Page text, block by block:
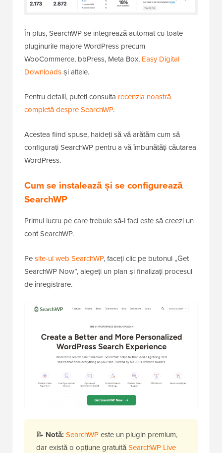
În plus, SearchWP se integrează automat cu toate
pluginurile majore WordPress precum
WooCommerce, bbPress, Meta Box, Easy Digital
Downloadsși altele.
Pentru detalii, puteți consulta recenzia noastră
completă despre SearchWP.
Acestea fiind spuse, haideți să vă arătăm cum să
configurați SearchWP pentru a vă îmbunătăți căutarea
WordPress.
Cum se instalează și se configurează
SearchWP
Primul lucru pe care trebuie să-l faci este să creezi un
cont SearchWP.
Pesite-ul web SearchWP, faceți clic pe butonul „Get
SearchWP Now”, alegeți un plan și finalizați procesul
de înregistrare.
📝 Notă: SearchWPeste un plugin premium,
dar există o opțiune gratuităSearchWP Live